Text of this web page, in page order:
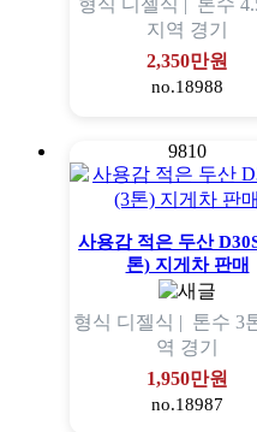
형식 디젤식 | 톤수
지역 경기
2,350만원
no.18988
9810
사용감 적은 두산
톤) 지게차 판매
형식 디젤식 | 톤수 3
역 경기
1,950만원
no.18987